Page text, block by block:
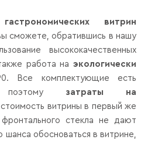
гастрономических витрин
сможете, обратившись в нашу
высококачественных
работа на экологически
Все комплектующие есть
затраты на
витрины в первый же
стекла не дают
обосноваться в витрине,